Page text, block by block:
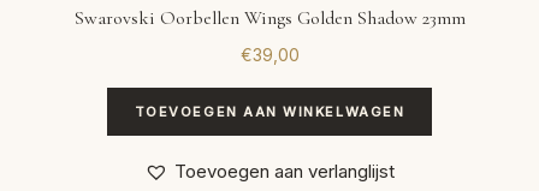
Swarovski Oorbellen Wings Golden Shadow 23mm
€39,00
TOEVOEGEN AAN WINKELWAGEN
Toevoegen aan verlanglijst